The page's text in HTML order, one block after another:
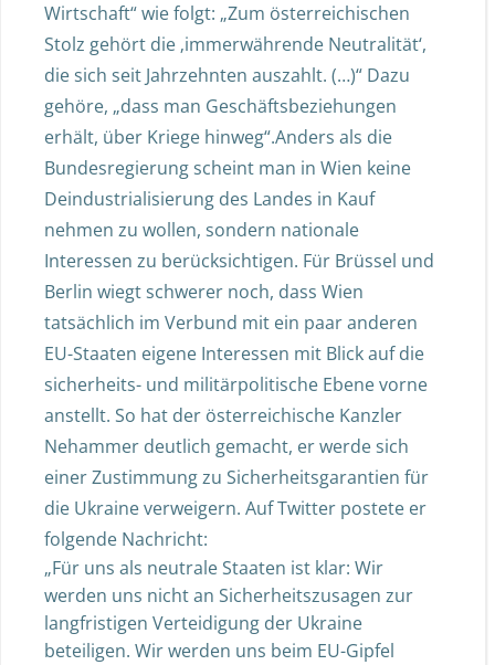
Wirtschaft“ wie folgt: „Zum österreichischen
Stolz gehört die ‚immerwährende Neutralität‘,
die sich seit Jahrzehnten auszahlt. (…)“ Dazu
gehöre, „dass man Geschäftsbeziehungen
erhält, über Kriege hinweg“.Anders als die
Bundesregierung scheint man in Wien keine
Deindustrialisierung des Landes in Kauf
nehmen zu wollen, sondern nationale
Interessen zu berücksichtigen. Für Brüssel und
Berlin wiegt schwerer noch, dass Wien
tatsächlich im Verbund mit ein paar anderen
EU-Staaten eigene Interessen mit Blick auf die
sicherheits- und militärpolitische Ebene vorne
anstellt. So hat der österreichische Kanzler
Nehammer deutlich gemacht, er werde sich
einer Zustimmung zu Sicherheitsgarantien für
die Ukraine verweigern. Auf Twitter postete er
folgende Nachricht:
„Für uns als neutrale Staaten ist klar: Wir
werden uns nicht an Sicherheitszusagen zur
langfristigen Verteidigung der Ukraine
beteiligen. Wir werden uns beim EU-Gipfel